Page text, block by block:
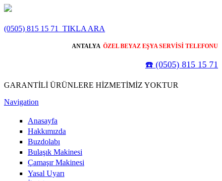
Ana içeriğe atla
(0505) 815 15 71 TIKLA ARA
ANTALYA ÖZEL BEYAZ EŞYA SERVİSİ TELEFONU
☎️ (0505) 815 15 71
GARANTİLİ ÜRÜNLERE HİZMETİMİZ YOKTUR
Navigation
Anasayfa
Hakkımızda
Buzdolabı
Bulaşık Makinesi
Çamaşır Makinesi
Yasal Uyarı